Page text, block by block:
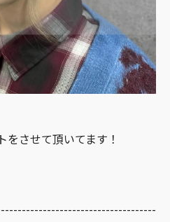
させて頂いてます！